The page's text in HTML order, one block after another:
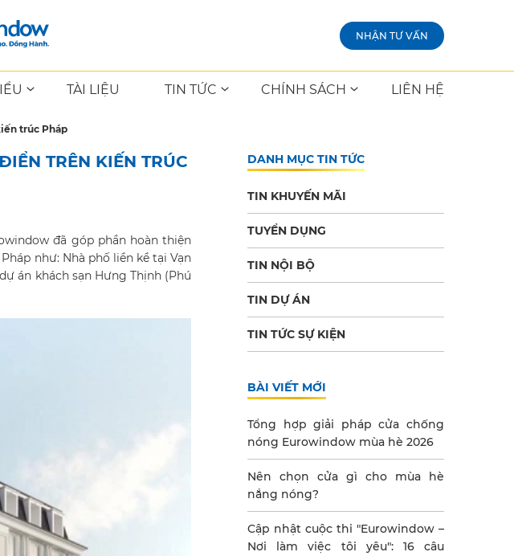
NHẬN TƯ VẤN
TÀI LIỆU TIN TỨC CHÍNH SÁCH LIÊN HỆ
trúc Pháp
TRÊN KIẾN TRÚC
đã góp phần hoàn thiện
như: Nhà phố liền kề tại Vạn
án khách sạn Hưng Thịnh (Phú
DANH MỤC TIN TỨC
TIN KHUYẾN MÃI
TUYỂN DỤNG
TIN NỘI BỘ
TIN DỰ ÁN
TIN TỨC SỰ KIỆN
BÀI VIẾT MỚI
Tổng hợp giải pháp cửa chống
nóng Eurowindow mùa hè 2026
Nên chọn cửa gì cho mùa hè
nắng nóng?
Cập nhật cuộc thi "Eurowindow –
Nơi làm việc tôi yêu": 16 câu